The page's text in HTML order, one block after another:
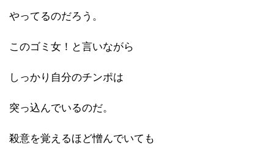
やってるのだろう。
このゴミ女！と言いながら
しっかり自分のチンポは
突っ込んでいるのだ。
殺意を覚えるほど憎んでいても